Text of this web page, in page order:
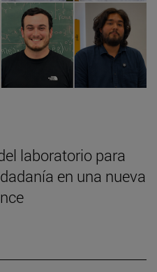
laboratorio para
en una nueva